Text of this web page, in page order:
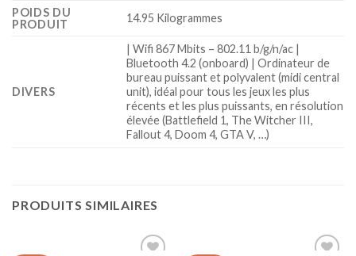
POIDS DU
PRODUIT
‎14.95 Kilogrammes
DIVERS
‎| Wifi 867 Mbits – 802.11 b/g/n/ac |
Bluetooth 4.2 (onboard) | Ordinateur de
bureau puissant et polyvalent (midi central
unit), idéal pour tous les jeux les plus
récents et les plus puissants, en résolution
élevée (Battlefield 1, The Witcher III,
Fallout 4, Doom 4, GTA V, …)
PRODUITS SIMILAIRES